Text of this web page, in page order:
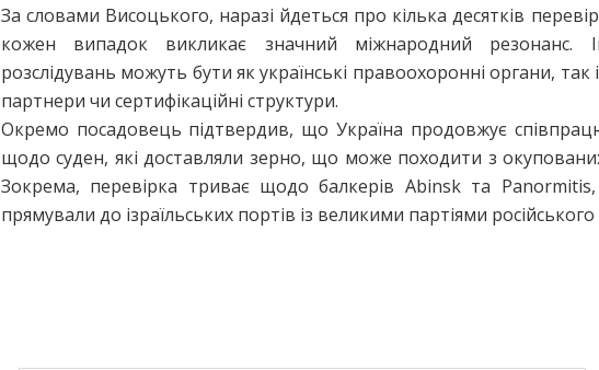
За словами Висоцького, наразі йдеться про кілька десятків
кожен випадок викликає значний міжнародний резонанс.
розслідувань можуть бути як українські правоохоронні органи, так
партнери чи сертифікаційні структури.
Окремо посадовець підтвердив, що Україна продовжує
щодо суден, які доставляли зерно, що може походити з
Зокрема, перевірка триває щодо балкерів Abinsk та Panormitis,
прямували до ізраїльських портів із великими партіями